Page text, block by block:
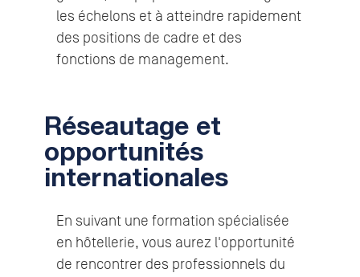
les échelons et à atteindre rapidement
des positions de cadre et des
fonctions de management.
Réseautage et
opportunités
internationales
En suivant une formation spécialisée
en hôtellerie, vous aurez l'opportunité
de rencontrer des professionnels du